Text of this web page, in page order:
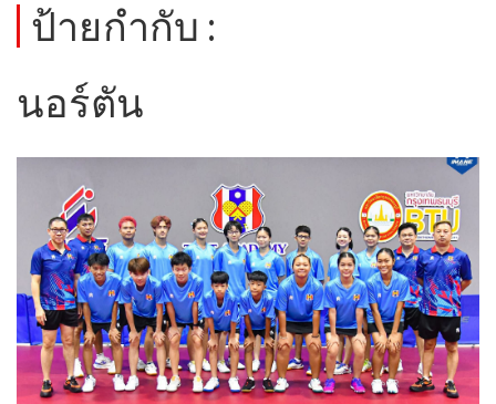
ป้ายกำกับ :
นอร์ตัน